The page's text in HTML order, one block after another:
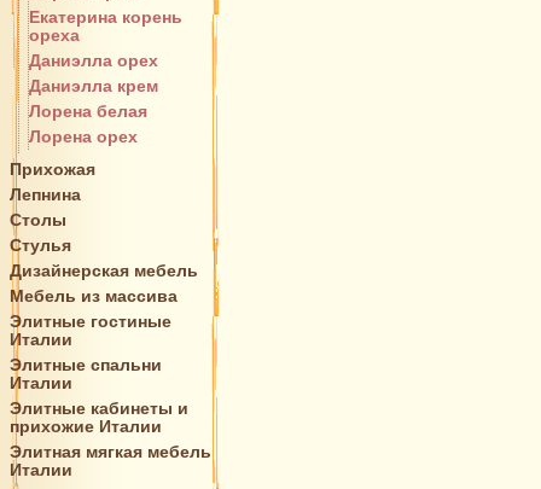
Екатерина корень
ореха
Даниэлла орех
Даниэлла крем
Лорена белая
Лорена орех
Прихожая
Лепнина
Столы
Стулья
Дизайнерская мебель
Мебель из массива
Элитные гостиные
Италии
Элитные спальни
Италии
Элитные кабинеты и
прихожие Италии
Элитная мягкая мебель
Италии